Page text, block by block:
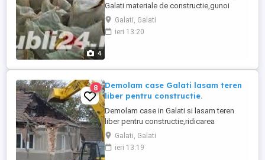
4
Galati materiale de constructie,gunoi
rezultat din demolari,renovari,mobila
veche in caz asiguram si echipa de baieti
pentru coborarea sacilor din apartament
Jud,Galati.Rapid Molozul poate ...
Galati, Galati
ieri 13:20
8
Demolam case Galati lasam teren
liber pentru constructie.
Demolam case in Galati si lasam teren
liber pentru constructie,ridicarea
molozului si indreptarea terenului.
Galati, Galati
ieri 13:19